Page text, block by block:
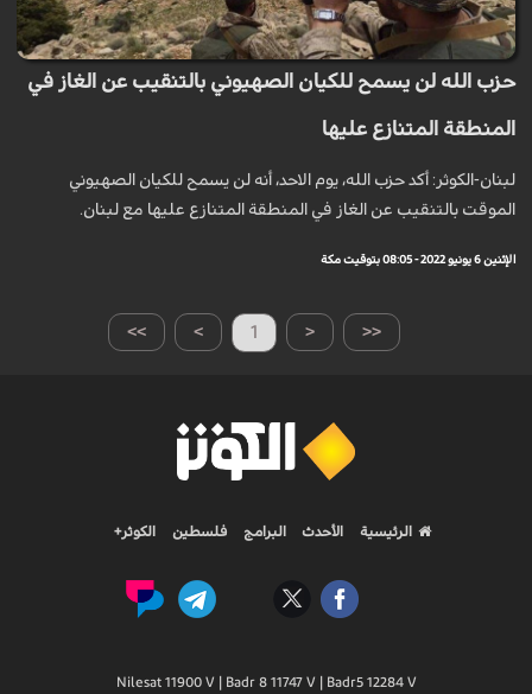
حزب الله لن يسمح للكيان الصهيوني بالتنقيب عن الغاز في
المنطقة المتنازع عليها
لبنان-الكوثر: أكد حزب الله، يوم الاحد، أنه لن يسمح للكيان الصهيوني
الموقت بالتنقيب عن الغاز في المنطقة المتنازع عليها مع لبنان.
الإثنين 6 يونيو 2022 - 08:05 بتوقيت مكة
>> > 1 < <<
الرئيسية الأحدث البرامج فلسطين الكوثر+
Nilesat 11900 V | Badr 8 11747 V | Badr5 12284 V